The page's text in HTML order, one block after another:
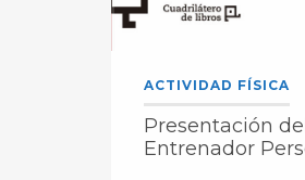
ACTIVIDAD FÍSICA
Presentación
Entrenador